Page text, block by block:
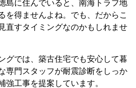
島に住んでいると、南海トラフ地
を得ませんよね。でも、だからこ
直すタイミングなのかもしれませ
グでは、築古住宅でも安心して暮
専門スタッフが耐震診断をしっか
強工事を提案しています。